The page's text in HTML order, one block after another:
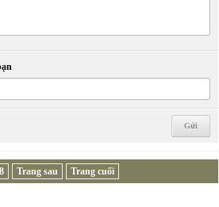
Trang sau Trang cuối